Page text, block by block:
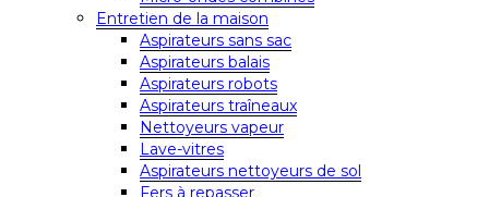
Entretien de la maison
Aspirateurs sans sac
Aspirateurs balais
Aspirateurs robots
Aspirateurs traîneaux
Nettoyeurs vapeur
Lave-vitres
Aspirateurs nettoyeurs de sol
Fers à repasser